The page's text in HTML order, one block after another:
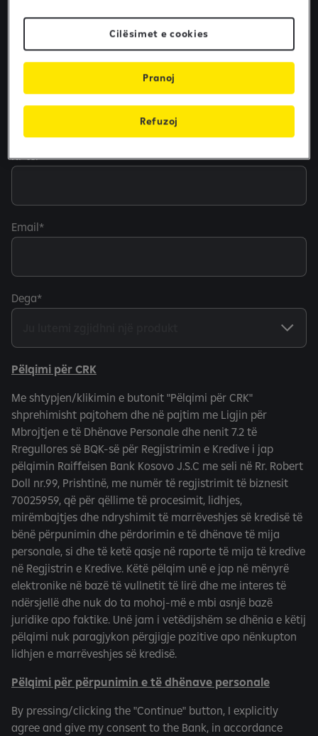
Mbiemri
Nr tel
Email
Dega
Pëlqimi për CRK
Me shtypjen/klikimin e butonit "Pëlqimi për CRK"
shprehimisht pajtohem dhe në pajtim me Ligjin për
Mbrojtjen e të Dhënave Personale dhe nenit 7.2 të
Rregullores së BQK-së për Regjistrimin e Kredive i jap
pëlqimin Raiffeisen Bank Kosovo J.S.C me seli në Rr. Robert
Doll nr.99, Prishtinë, me numër të regjistrimit të biznesit
70025959, që për qëllime të procesimit, lidhjes,
mirëmbajtjes dhe ndryshimit të marrëveshjes së kredisë të
bënë përpunimin dhe përdorimin e të dhënave të mija
personale, si dhe të ketë qasje në raporte të mija të kredive
në Regjistrin e Kredive. Këtë pëlqim unë e jap në mënyrë
elektronike në bazë të vullnetit të lirë dhe me interes të
ndërsjellë dhe nuk do ta mohoj-më e mbi asnjë bazë
juridike apo faktike. Unë jam i vetëdijshëm se dhënia e këtij
pëlqimi nuk paragjykon përgjigje pozitive apo nënkupton
lidhjen e marrëveshjes së kredisë.
Pëlqimi për përpunimin e të dhënave personale
By pressing/clicking the "Continue" button, I explicitly
agree and give my consent to the Bank, in accordance
Cilësimet e cookies
Refuzoj
Pranoj